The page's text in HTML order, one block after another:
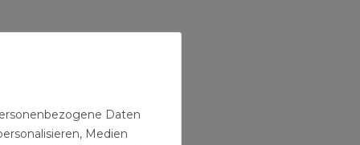
Daten
Medien